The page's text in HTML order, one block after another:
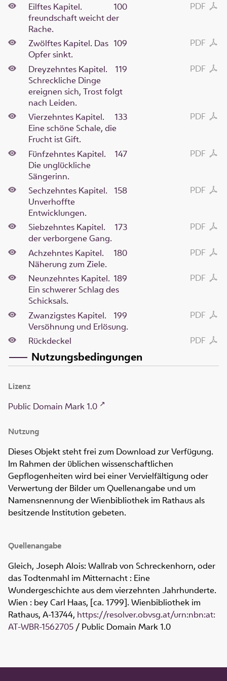
PDF
100
Eilftes Kapitel.
freundschaft weicht der
Rache.
PDF
109
Zwölftes Kapitel. Das
Opfer sinkt.
PDF
119
Dreyzehntes Kapitel.
Schreckliche Dinge
ereignen sich, Trost folgt
nach Leiden.
PDF
133
Vierzehntes Kapitel.
Eine schöne Schale, die
Frucht ist Gift.
PDF
147
Fünfzehntes Kapitel.
Die unglückliche
Sängerinn.
PDF
158
Sechzehntes Kapitel.
Unverhoffte
Entwicklungen.
PDF
173
Siebzehntes Kapitel.
der verborgene Gang.
PDF
180
Achzehntes Kapitel.
Näherung zum Ziele.
PDF
189
Neunzehntes Kapitel.
Ein schwerer Schlag des
Schicksals.
PDF
199
Zwanzigstes Kapitel.
Versöhnung und Erlösung.
PDF
Rückdeckel
Nutzungsbedingungen
Lizenz
Public Domain Mark 1.0
Nutzung
Dieses Objekt steht frei zum Download zur Verfügung.
Im Rahmen der üblichen wissenschaftlichen
Gepflogenheiten wird bei einer Vervielfältigung oder
Verwertung der Bilder um Quellenangabe und um
Namensnennung der Wienbibliothek im Rathaus als
besitzende Institution gebeten.
Quellenangabe
Gleich, Joseph Alois: Wallrab von Schreckenhorn, oder
das Todtenmahl im Mitternacht : Eine
Wundergeschichte aus dem vierzehnten Jahrhunderte.
Wien : bey Carl Haas, [ca. 1799]. Wienbibliothek im
Rathaus, A-13744, https://resolver.obvsg.at/urn:nbn:at:
AT-WBR-1562705 / Public Domain Mark 1.0